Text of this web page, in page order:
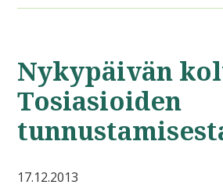
Nykypäivän
Tosiasioiden
17.12.2013